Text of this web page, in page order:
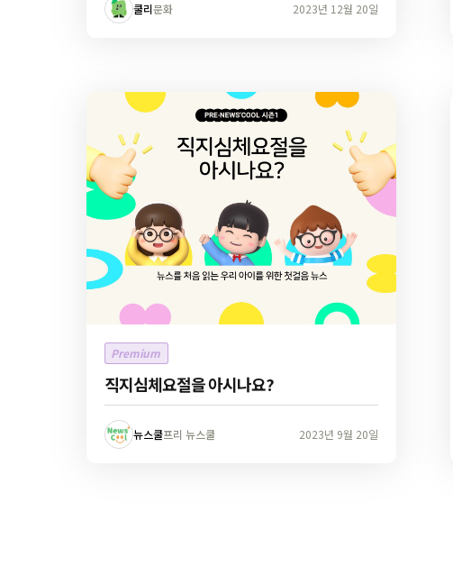
쿨리문화 2023년 12월 20일
Premium
직지심체요절을 아시나요?
뉴스쿨프리 뉴스쿨 2023년 9월 20일